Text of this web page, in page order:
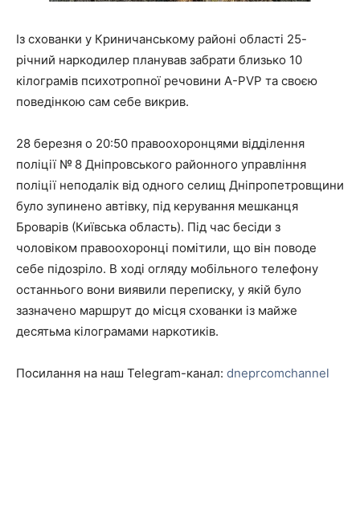
Із схованки у Криничанському районі області 25-
річний наркодилер планував забрати близько 10
кілограмів психотропної речовини А-PVP та своєю
поведінкою сам себе викрив.
28 березня о 20:50 правоохоронцями відділення
поліції № 8 Дніпровського районного управління
поліції неподалік від одного селищ Дніпропетровщини
було зупинено автівку, під керування мешканця
Броварів (Київська область). Під час бесіди з
чоловіком правоохоронці помітили, що він поводе
себе підозріло. В ході огляду мобільного телефону
останнього вони виявили переписку, у якій було
зазначено маршрут до місця схованки із майже
десятьма кілограмами наркотиків.
Посилання на наш Telegram-канал: dneprcomchannel